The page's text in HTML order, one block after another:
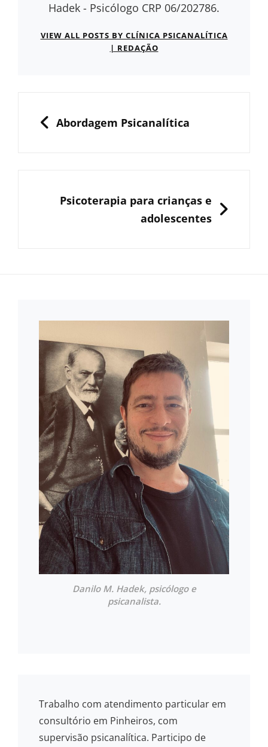
Hadek - Psicólogo CRP 06/202786.
VIEW ALL POSTS BY CLÍNICA PSICANALÍTICA
| REDAÇÃO
PREVIOUS
Abordagem Psicanalítica
NEXT
Psicoterapia para crianças e
adolescentes
Danilo M. Hadek, psicólogo e
psicanalista.
Trabalho com atendimento particular em
consultório em Pinheiros, com
supervisão psicanalítica. Participo de